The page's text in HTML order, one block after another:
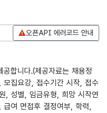
오픈API 에러코드 안내
합니다.(제공자료는 채용정
집요강, 접수기간 시작, 접수
, 성별, 임금유형, 희망 시작연
여 면접후 결정여부, 학력,